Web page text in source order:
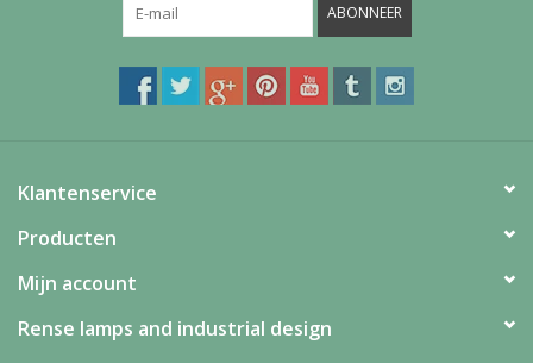
ABONNEER
Klantenservice
Producten
Mijn account
Rense lamps and industrial design